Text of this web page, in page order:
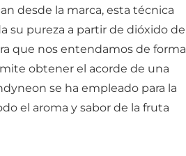
desde la marca, esta técnica
su pureza a partir de dióxido de
que nos entendamos de forma
obtener el acorde de una
se ha empleado para la
el aroma y sabor de la fruta